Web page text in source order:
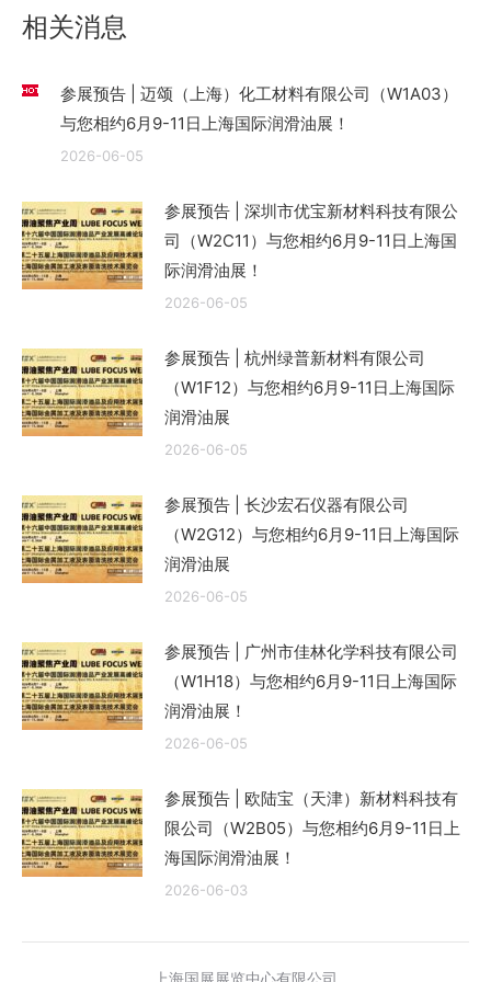
相关消息
参展预告 | 迈颂（上海）化工材料有限公司（W1A03）
与您相约6月9-11日上海国际润滑油展！
2026-06-05
参展预告 | 深圳市优宝新材料科技有限公
司（W2C11）与您相约6月9-11日上海国
际润滑油展！
2026-06-05
参展预告 | 杭州绿普新材料有限公司
（W1F12）与您相约6月9-11日上海国际
润滑油展
2026-06-05
参展预告 | 长沙宏石仪器有限公司
（W2G12）与您相约6月9-11日上海国际
润滑油展
2026-06-05
参展预告 | 广州市佳林化学科技有限公司
（W1H18）与您相约6月9-11日上海国际
润滑油展！
2026-06-05
参展预告 | 欧陆宝（天津）新材料科技有
限公司（W2B05）与您相约6月9-11日上
海国际润滑油展！
2026-06-03
上海国展展览中心有限公司